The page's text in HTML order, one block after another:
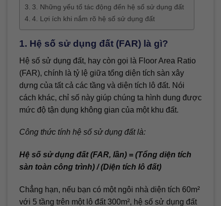
3. Những yếu tố tác động đến hệ số sử dụng đất
4. Lợi ích khi nắm rõ hệ số sử dụng đất
1. Hệ số sử dụng đất (FAR) là gì?
Hệ số sử dụng đất, hay còn gọi là Floor Area Ratio
(FAR), chính là tỷ lệ giữa tổng diện tích sàn xây
dựng của tất cả các tầng và diện tích lô đất. Nói
cách khác, chỉ số này giúp chúng ta hình dung được
mức độ tận dụng không gian của một khu đất.
Công thức tính hệ số sử dụng đất là:
Hệ số sử dụng đất (FAR, lần) = (Tổng diện tích
sàn toàn công trình) / (Diện tích lô đất)
Chẳng hạn, nếu bạn có một ngôi nhà diện tích 60m²
với 5 tầng trên một lô đất 300m², hệ số sử dụng đất